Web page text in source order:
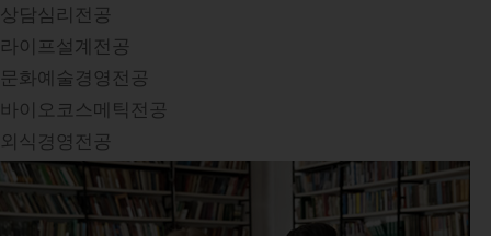
상담심리전공
라이프설계전공
문화예술경영전공
바이오코스메틱전공
외식경영전공